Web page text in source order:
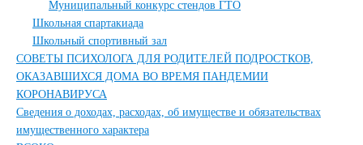
Муниципальный конкурс стендов ГТО
Школьная спартакиада
Школьный спортивный зал
СОВЕТЫ ПСИХОЛОГА ДЛЯ РОДИТЕЛЕЙ ПОДРОСТКОВ,
ОКАЗАВШИХСЯ ДОМА ВО ВРЕМЯ ПАНДЕМИИ
КОРОНАВИРУСА
Сведения о доходах, расходах, об имуществе и обязательствах
имущественного характера